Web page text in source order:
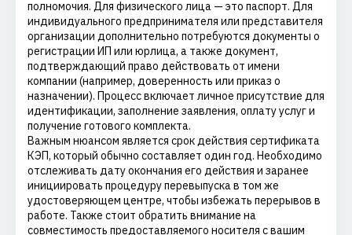
полномочия. Для физического лица — это паспорт. Для
индивидуального предпринимателя или представителя
организации дополнительно потребуются документы о
регистрации ИП или юрлица, а также документ,
подтверждающий право действовать от имени
компании (например, доверенность или приказ о
назначении). Процесс включает личное присутствие для
идентификации, заполнение заявления, оплату услуг и
получение готового комплекта.
Важным нюансом является срок действия сертификата
КЭП, который обычно составляет один год. Необходимо
отслеживать дату окончания его действия и заранее
инициировать процедуру перевыпуска в том же
удостоверяющем центре, чтобы избежать перерывов в
работе. Также стоит обратить внимание на
совместимость предоставляемого носителя с вашим